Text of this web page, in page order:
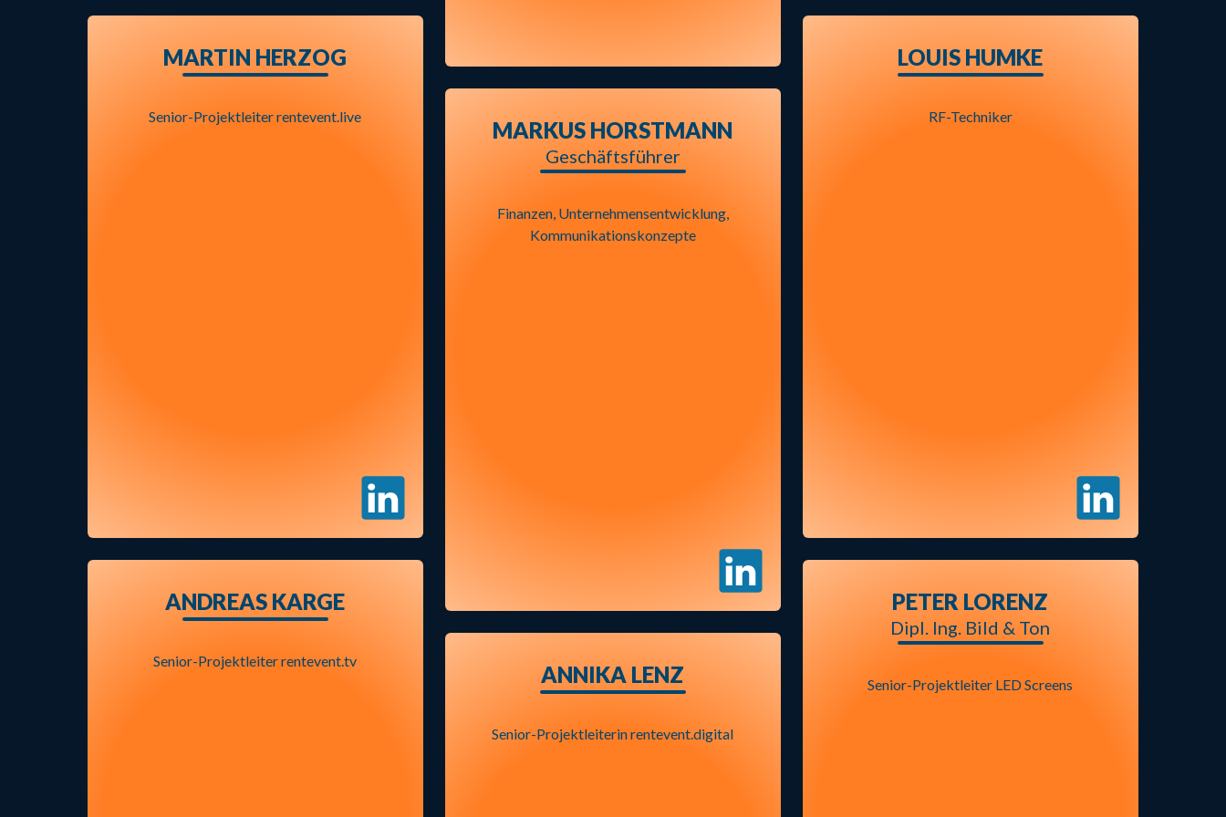
MARTIN HERZOG
Senior-Projektleiter rentevent.live
MARKUS HORSTMANN
Geschäftsführer
Finanzen, Unternehmensentwicklung,
Kommunikationskonzepte
LOUIS HUMKE
RF-Techniker
ANDREAS KARGE
Senior-Projektleiter rentevent.tv
ANNIKA LENZ
Senior-Projektleiterin rentevent.digital
PETER LORENZ
Dipl. Ing. Bild & Ton
Senior-Projektleiter LED Screens